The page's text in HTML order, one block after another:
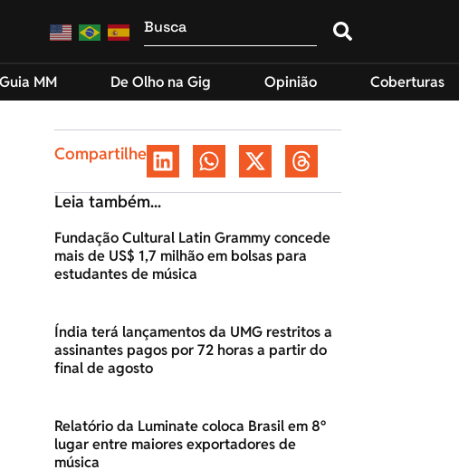
Guia MM De Olho na Gig Opinião Coberturas
Compartilhe
Leia também...
Fundação Cultural Latin Grammy concede
mais de US$ 1,7 milhão em bolsas para
estudantes de música
Índia terá lançamentos da UMG restritos a
assinantes pagos por 72 horas a partir do
final de agosto
Relatório da Luminate coloca Brasil em 8º
lugar entre maiores exportadores de
música